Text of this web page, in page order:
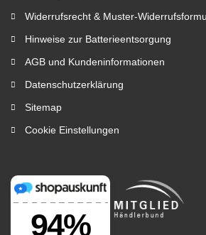
Widerrufsrecht & Muster-
Hinweise zur Batterieentsorgung
AGB und Kundeninformationen
Datenschutzerklärung
Sitemap
Cookie Einstellungen